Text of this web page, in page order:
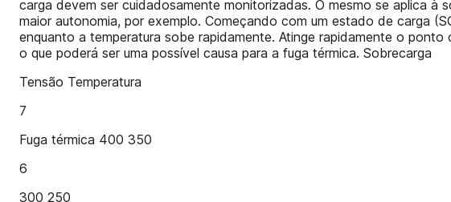
carga devem ser cuidadosamente monitorizadas. O mesmo se aplica
maior autonomia, por exemplo. Começando com um estado de carga
enquanto a temperatura sobe rapidamente. Atinge rapidamente o
o que poderá ser uma possível causa para a fuga térmica. Sobrecarga
Tensão Temperatura
7
Fuga térmica 400 350
6
300 250